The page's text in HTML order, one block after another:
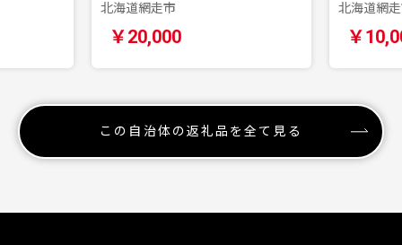
北海道網走市
￥20,000
北海道網
￥
この自治体の返礼品を全て見る